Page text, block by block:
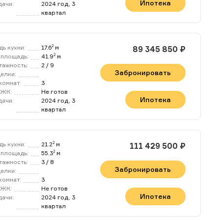
2024 год, 3
квартал
Ипотека
кухни: 17.62 м
41.92 м
2 / 9
3
ЖК:
Не готов
2024 год, 3
квартал
89 345 850 ₽
Забронировать
Ипотека
кухни: 21.22 м
55.32 м
3 / 8
3
ЖК:
Не готов
2024 год, 3
квартал
111 429 500 ₽
Забронировать
Ипотека
сопровождены
комиссию за
актуальной
а также
сделки!
совместные
Недвижимость
актуальность